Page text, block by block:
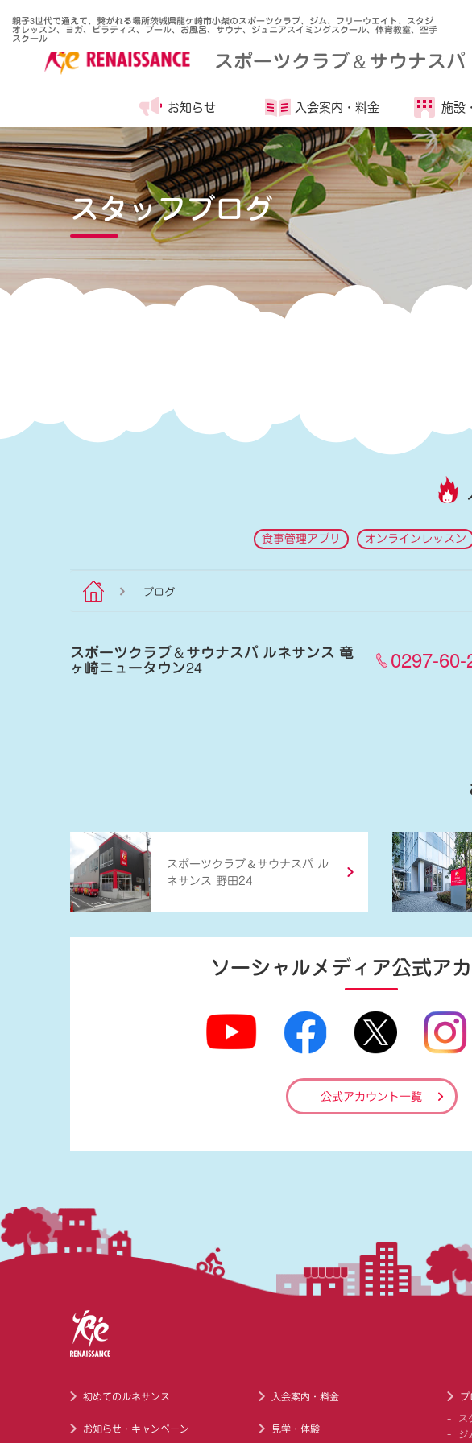
親子3世代で通えて、繋がれる場所茨城県龍ケ崎市小柴のスポーツクラブ、ジム、フリーウエイト、スタジ
オレッスン、ヨガ、ピラティス、プール、お風呂、サウナ、ジュニアスイミングスクール、体育教室、空手
スクール
スポーツクラブ＆サウナス
お知らせ 入会案内・ 料金 施設・
スタッフブログ
食事管理アプリ オンラインレッスン
ブログ
スポーツクラブ＆サウナスパ ルネサンス 竜
ヶ崎ニュータウン24 0297-60-
スポーツクラブ ＆ サウナスパ ル
ネサンス 野田24
ソーシャルメディア公式ア
公式アカウント一覧
初めてのルネサンス
お知らせ・キャンペーン
入会案内・料金
見学・体験
プ
ス
ジ